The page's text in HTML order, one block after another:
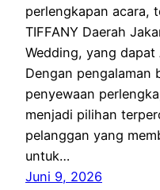
perlengkapan acara,
TIFFANY Daerah
Wedding, yang
Dengan
penyewaan
menjadi pilihan
pelanggan yang
untuk…
Juni 9, 2026